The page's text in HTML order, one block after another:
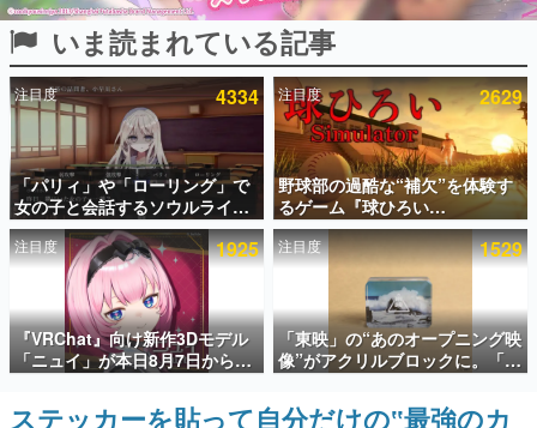
ピックアップ
電ファミのいま読まれている記事ランキング
アプリセール情報
インタビュー
連載・特集一覧
殿堂入り記事
SNS拡散数が数千以上！ ページビュー数万以上！ などな
ど。多くの人々に読まれた、電ファミ渾身の“殿堂入り”記
事をまとめました。
ゲームの企画書
いま読まれている記事
注目度 4334
「パリィ」や「ローリング」で
女の子と会話するソウルライク
恋愛ゲーム『小早川さんはソウ
ルライク』無料公開。返事に失
敗すると「YOU DIED」
注目度 2629
野球部の過酷な“補欠”を体験す
るゲーム『球ひろい
Simulator』が「1件」のウィッ
シュリストをもとにチェコ語に
対応しSNSで話題に。『キング
ダム・カム』開発元やチェコの
プロ野球選手から称賛の声
注目度 1925
『VRChat』向け新作3Dモデル
「ニュイ」が本日8月7日から
BOOTHにて発売。瞳に光る星
や感情豊かな表情が、小悪魔か
注目度 1529
「東映」の“あのオープニング映
像”がアクリルブロックに。「東
映ヒストリカル グッズコレクシ
ョン」が8月下旬より発売
ステッカーを貼って自分だけの‟最強のカ